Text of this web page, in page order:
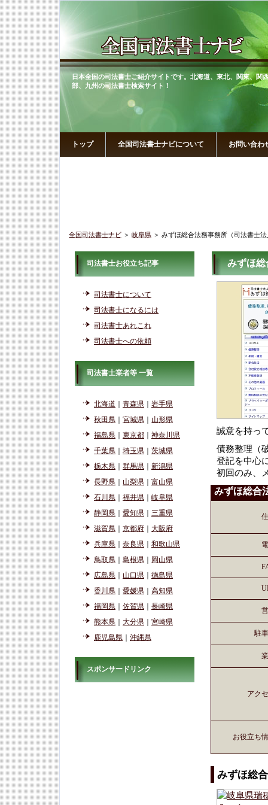
日本全国の司法書士ご紹介サイトです。北海道、東北、関東、関
部、九州の司法書士検索サイト！
トップ 全国司法書士ナビについて お問い合わ
全国司法書士ナビ ＞ 岐阜県 ＞ みずほ総合法務事務所（司法書士
みずほ
誠意を持っ
債務整理（
登記を中心
初回のみ、
みずほ総合
駐
アク
お役立ち
みずほ総
司法書士お役立ち記事
司法書士について
司法書士になるには
司法書士あれこれ
司法書士への依頼
司法書士業者等 一覧
北海道 青森県
岩手県
秋田県
宮城県
山形県
福島県
東京都
神奈川県
千葉県
埼玉県
茨城県
栃木県
群馬県
新潟県
長野県
山梨県
富山県
石川県
福井県
岐阜県
静岡県
愛知県
三重県
滋賀県
京都府
大阪府
兵庫県
奈良県
和歌山県
鳥取県
島根県
岡山県
広島県
山口県
徳島県
香川県
愛媛県
高知県
福岡県
佐賀県
長崎県
熊本県
大分県
宮崎県
鹿児島県
沖縄県
スポンサードリンク